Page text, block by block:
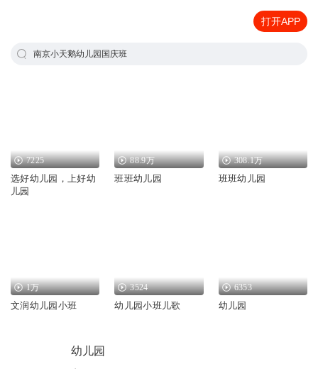
打开APP
南京小天鹅幼儿园国庆班
7225
选好幼儿园，上好幼
儿园
88.9万
班班幼儿园
308.1万
班班幼儿园
1万
文润幼儿园小班
3524
幼儿园小班儿歌
6353
幼儿园
幼儿园